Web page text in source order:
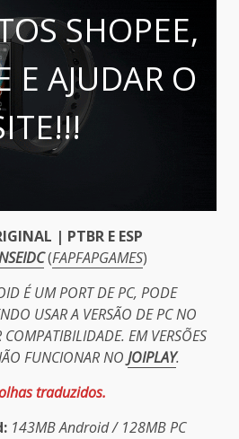
SHOPEE,
E AJUDAR O
| PTBR E ESP
(FAPFAPGAMES)
É UM PORT DE PC, PODE
USAR A VERSÃO DE PC NO
EM VERSÕES
FUNCIONAR NO JOIPLAY.
traduzidos.
143MB Android / 128MB PC